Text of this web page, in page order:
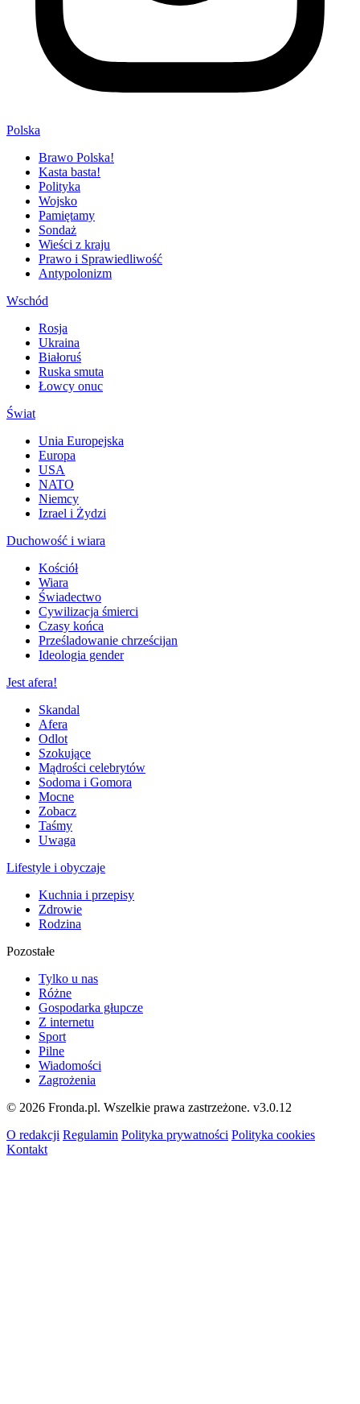
Polska
Brawo Polska!
Kasta basta!
Polityka
Wojsko
Pamiętamy
Sondaż
Wieści z kraju
Prawo i Sprawiedliwość
Antypolonizm
Wschód
Rosja
Ukraina
Białoruś
Ruska smuta
Łowcy onuc
Świat
Unia Europejska
Europa
USA
NATO
Niemcy
Izrael i Żydzi
Duchowość i wiara
Kościół
Wiara
Świadectwo
Cywilizacja śmierci
Czasy końca
Prześladowanie chrześcijan
Ideologia gender
Jest afera!
Skandal
Afera
Odlot
Szokujące
Mądrości celebrytów
Sodoma i Gomora
Mocne
Zobacz
Taśmy
Uwaga
Lifestyle i obyczaje
Kuchnia i przepisy
Zdrowie
Rodzina
Pozostałe
Tylko u nas
Różne
Gospodarka głupcze
Z internetu
Sport
Pilne
Wiadomości
Zagrożenia
© 2026 Fronda.pl. Wszelkie prawa zastrzeżone. v3.0.12
O redakcji Regulamin Polityka prywatności Polityka cookies
Kontakt